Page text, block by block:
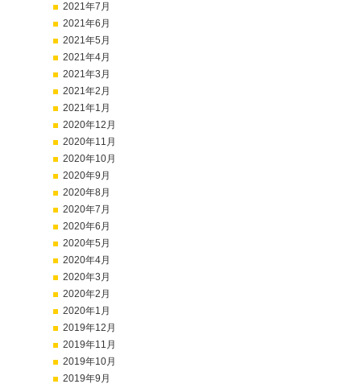
2021年7月
2021年6月
2021年5月
2021年4月
2021年3月
2021年2月
2021年1月
2020年12月
2020年11月
2020年10月
2020年9月
2020年8月
2020年7月
2020年6月
2020年5月
2020年4月
2020年3月
2020年2月
2020年1月
2019年12月
2019年11月
2019年10月
2019年9月